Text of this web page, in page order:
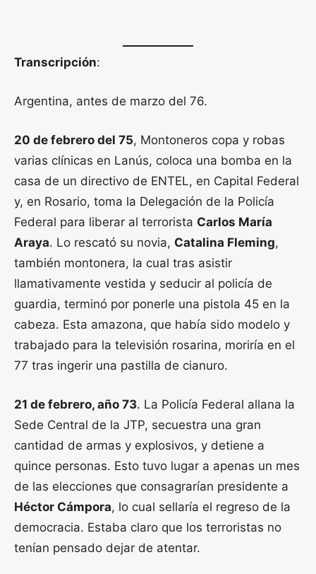
Transcripción:
Argentina, antes de marzo del 76.
20 de febrero del 75, Montoneros copa y robas
varias clínicas en Lanús, coloca una bomba en la
casa de un directivo de ENTEL, en Capital Federal
y, en Rosario, toma la Delegación de la Policía
Federal para liberar al terrorista Carlos María
Araya. Lo rescató su novia, Catalina Fleming,
también montonera, la cual tras asistir
llamativamente vestida y seducir al policía de
guardia, terminó por ponerle una pistola 45 en la
cabeza. Esta amazona, que había sido modelo y
trabajado para la televisión rosarina, moriría en el
77 tras ingerir una pastilla de cianuro.
21 de febrero, año 73. La Policía Federal allana la
Sede Central de la JTP, secuestra una gran
cantidad de armas y explosivos, y detiene a
quince personas. Esto tuvo lugar a apenas un mes
de las elecciones que consagrarían presidente a
Héctor Cámpora, lo cual sellaría el regreso de la
democracia. Estaba claro que los terroristas no
tenían pensado dejar de atentar.